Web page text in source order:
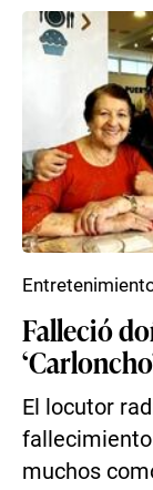
Falleció
El locutor
muchos